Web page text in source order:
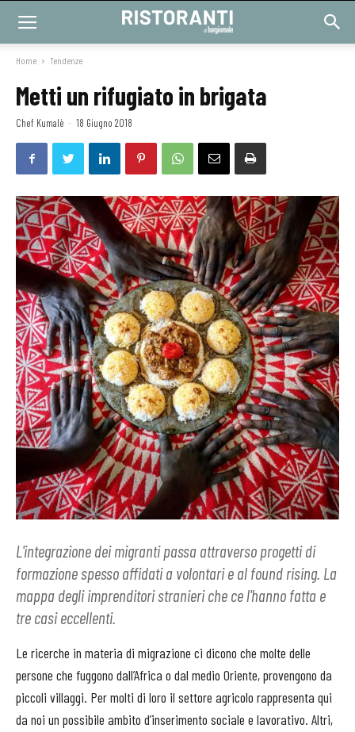
Home Tendenze
Metti un rifugiato in brigata
Chef Kumalè - 18 Giugno 2018
L'integrazione dei migranti passa attraverso progetti di
formazione spesso affidati a volontari e al found rising. La
mappa degli imprenditori stranieri che ce l'hanno fatta e
tre casi eccellenti.
Le ricerche in materia di migrazione ci dicono che molte delle
persone che fuggono dall’Africa o dal medio Oriente, provengono da
piccoli villaggi. Per molti di loro il settore agricolo rappresenta qui
da noi un possibile ambito d’inserimento sociale e lavorativo. Altri,